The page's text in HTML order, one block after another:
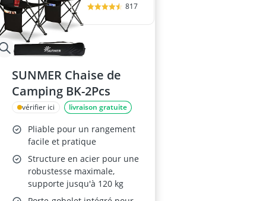
817
SUNMER Chaise de
Camping BK-2Pcs
vérifier ici livraison gratuite
Pliable pour un rangement
facile et pratique
Structure en acier pour une
robustesse maximale,
supporte jusqu'à 120 kg